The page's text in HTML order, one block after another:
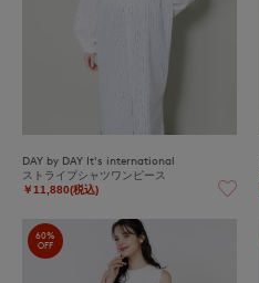
DAY by DAY It's international
ストライプシャツワンピース
￥11,880(税込)
60%
OFF